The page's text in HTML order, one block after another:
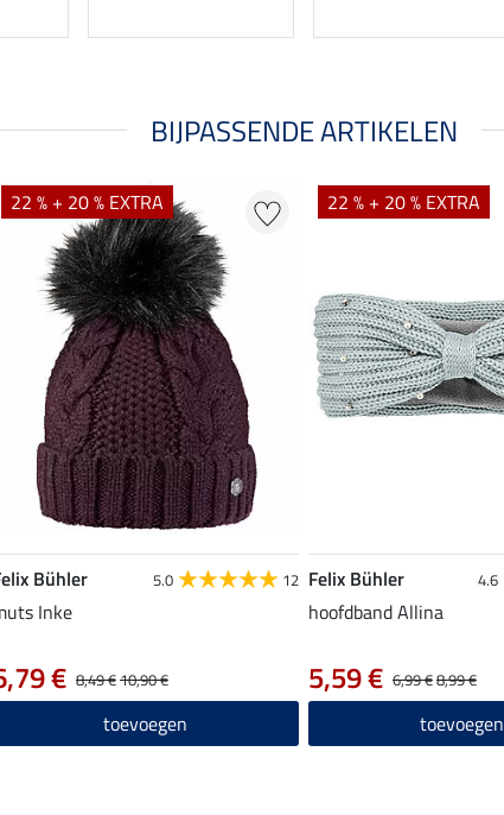
BIJPASSENDE ARTIKELEN
22 % + 20 % EXTRA
Bühler 5.0 12
Inke
8,49 €10,90 €
€
toevoegen
22 % + 20 % EXTRA
Felix Bühler 4.6
hoofdband Allina
6,99 €8,99 €
5,59 €
toevoegen